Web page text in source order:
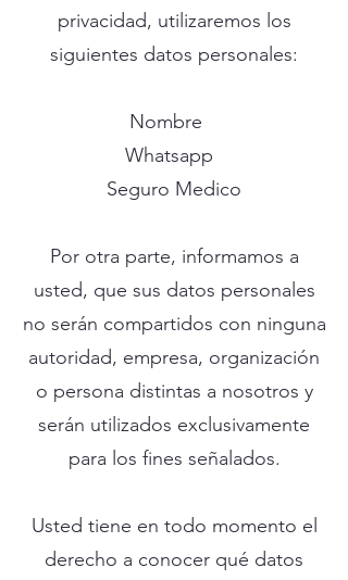
privacidad, utilizaremos los
siguientes datos personales:
Nombre
Whatsapp
Seguro Medico
Por otra parte, informamos a
usted, que sus datos personales
no serán compartidos con ninguna
autoridad, empresa, organización
o persona distintas a nosotros y
serán utilizados exclusivamente
para los fines señalados.
Usted tiene en todo momento el
derecho a conocer qué datos